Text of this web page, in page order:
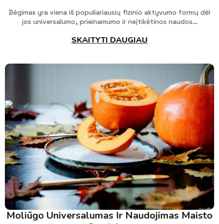
Bėgimas yra viena iš populiariausių fizinio aktyvumo formų dėl
jos universalumo, prieinamumo ir neįtikėtinos naudos…
SKAITYTI DAUGIAU
Moliūgo Universalumas Ir Naudojimas Maisto